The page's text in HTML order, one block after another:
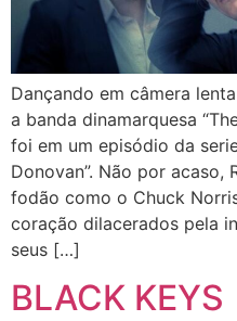
Dançando em câmera
a banda dinamarquesa
foi em um episódio da
Donovan”. Não por acaso,
fodão como o Chuck
coração dilacerados pela
seus […]
BLACK KEYS